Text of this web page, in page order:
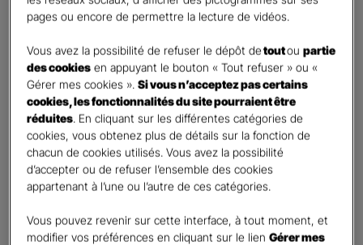
Indiquez l'activité professionnelle de votre entreprise
Nombre de caractères restants :9 caractères restants
Indiquez un montant annuel en euro, même approximatif.
La limite est de 9 caractères. Caractères restants : 9.
Code postal du risque*
Nombre de caractères restants :5 caractères restants
La limite est de 5 caractères. Caractères restants : 5.
Responsabilité Civile
pages ou encore de permettre la lecture de vidéos.
Vous avez la possibilité de refuser le dépôt detoutoupartie
des cookies en appuyant le bouton « Tout refuser » ou «
Gérer mes cookies ».Si vous n’acceptez pas certains
cookies, les fonctionnalités du site pourraient être
réduites . En cliquant sur les différentes catégories de
cookies, vous obtenez plus de détails sur la fonction de
chacun de cookies utilisés. Vous avez la possibilité
d’accepter ou de refuser l’ensemble des cookies
appartenant à l’une ou l’autre de ces catégories.
Vous pouvez revenir sur cette interface, à tout moment, et
modifier vos préférences en cliquant sur le lienGérer mes